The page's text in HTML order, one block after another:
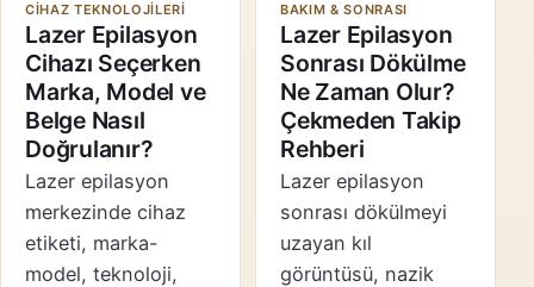
CIHAZ TEKNOLOJILERI
Lazer Epilasyon
Cihazı Seçerken
Marka, Model ve
Belge Nasıl
Doğrulanır?
Lazer epilasyon
merkezinde cihaz
etiketi, marka-
model, teknoloji,
BAKIM & SONRASI
Lazer Epilasyon
Sonrası Dökülme
Ne Zaman Olur?
Çekmeden Takip
Rehberi
Lazer epilasyon
sonrası dökülmeyi
uzayan kıl
görüntüsü, nazik